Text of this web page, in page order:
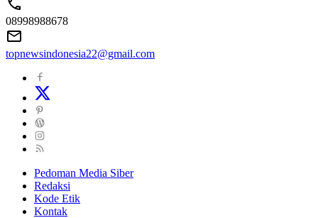
08998988678
topnewsindonesia22@gmail.com
Pedoman Media Siber
Redaksi
Kode Etik
Kontak